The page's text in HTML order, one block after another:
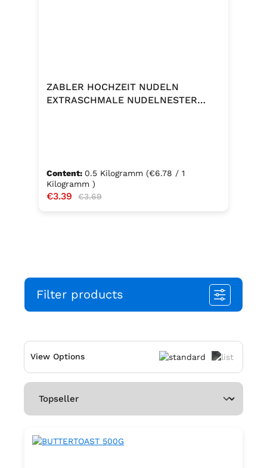
ZABLER HOCHZEIT NUDELN
EXTRASCHMALE NUDELNESTER
Content: 0.5 Kilogramm (€6.78 / 1
Kilogramm )
Sale price:
€3.39 Regular price:
€3.69
Filter products
View Options